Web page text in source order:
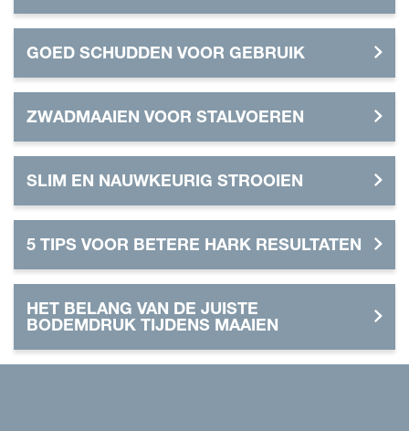
GOED SCHUDDEN VOOR GEBRUIK
ZWADMAAIEN VOOR STALVOEREN
SLIM EN NAUWKEURIG STROOIEN
5 TIPS VOOR BETERE HARK RESULTATEN
HET BELANG VAN DE JUISTE
BODEMDRUK TIJDENS MAAIEN